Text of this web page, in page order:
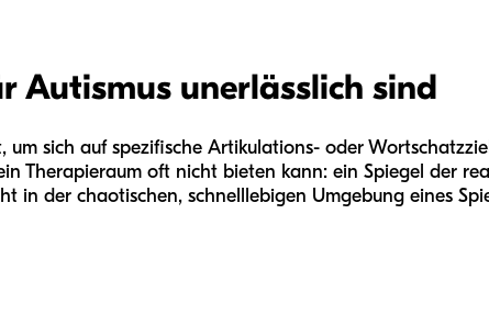
unerlässlich sind
sich auf spezifische Artikulations- oder
Therapieraum oft nicht bieten kann: ein Spiegel der
in der chaotischen, schnelllebigen Umgebung eines